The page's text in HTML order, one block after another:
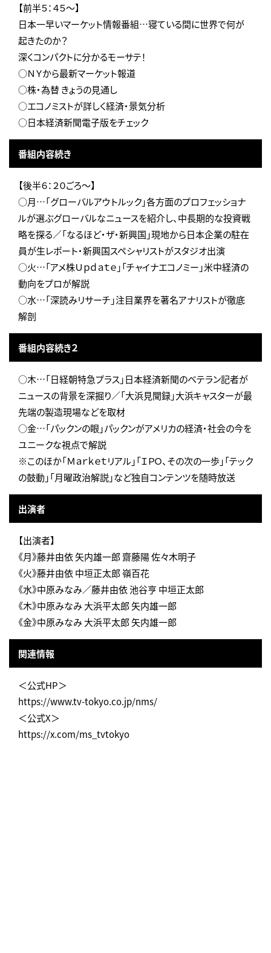
【前半５：４５～】
日本一早いマーケット情報番組…寝ている間に世界で何が
起きたのか？
深くコンパクトに分かるモーサテ！
○ＮＹから最新マーケット報道
○株・為替 きょうの見通し
○エコノミストが詳しく経済・景気分析
○日本経済新聞電子版をチェック
番組内容続き
【後半６：２０ごろ～】
○月…「グローバルアウトルック」各方面のプロフェッショナ
ルが選ぶグローバルなニュースを紹介し、中長期的な投資戦
略を探る／「なるほど・ザ・新興国」現地から日本企業の駐在
員が生レポート・新興国スペシャリストがスタジオ出演
○火…「アメ株Ｕｐｄａｔｅ」「チャイナエコノミー」米中経済の
動向をプロが解説
○水…「深読みリサーチ」注目業界を著名アナリストが徹底
解剖
番組内容続き２
○木…「日経朝特急プラス」日本経済新聞のベテラン記者が
ニュースの背景を深掘り／「大浜見聞録」大浜キャスターが最
先端の製造現場などを取材
○金…「パックンの眼」パックンがアメリカの経済・社会の今を
ユニークな視点で解説
※このほか「Ｍａｒｋｅｔリアル」「ＩＰＯ、その次の一歩」「テック
の鼓動」「月曜政治解説」など独自コンテンツを随時放送
出演者
【出演者】
《月》藤井由依 矢内雄一郎 齋藤陽 佐々木明子
《火》藤井由依 中垣正太郎 嶺百花
《水》中原みなみ／藤井由依 池谷亨 中垣正太郎
《木》中原みなみ 大浜平太郎 矢内雄一郎
《金》中原みなみ 大浜平太郎 矢内雄一郎
関連情報
＜公式HP＞
https://www.tv-tokyo.co.jp/nms/
＜公式X＞
https://x.com/ms_tvtokyo